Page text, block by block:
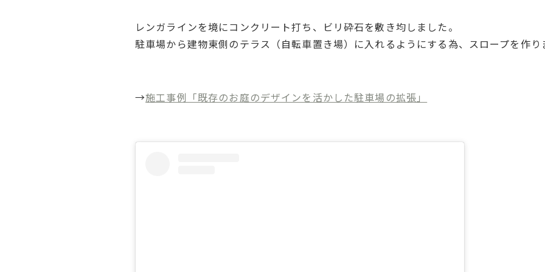
レンガラインを境にコンクリート打ち、ビリ砕石を敷き均しました。
駐車場から建物東側のテラス（自転車置き場）に入れるようにする為、スロープを作り
→施工事例「既存のお庭のデザインを活かした駐車場の拡張」